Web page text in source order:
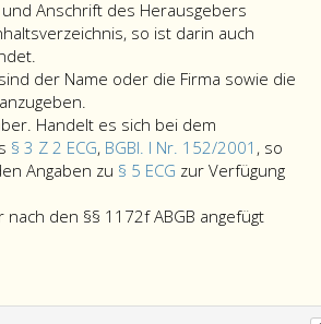
Anschrift des Herausgebers
so ist darin auch
der Name oder die Firma sowie die
Handelt es sich bei dem
§ 3 Z 2 ECG, BGBl. I Nr. 152/2001 , so
Angaben zu § 5 ECG zur Verfügung
den §§ 1172f ABGB angefügt